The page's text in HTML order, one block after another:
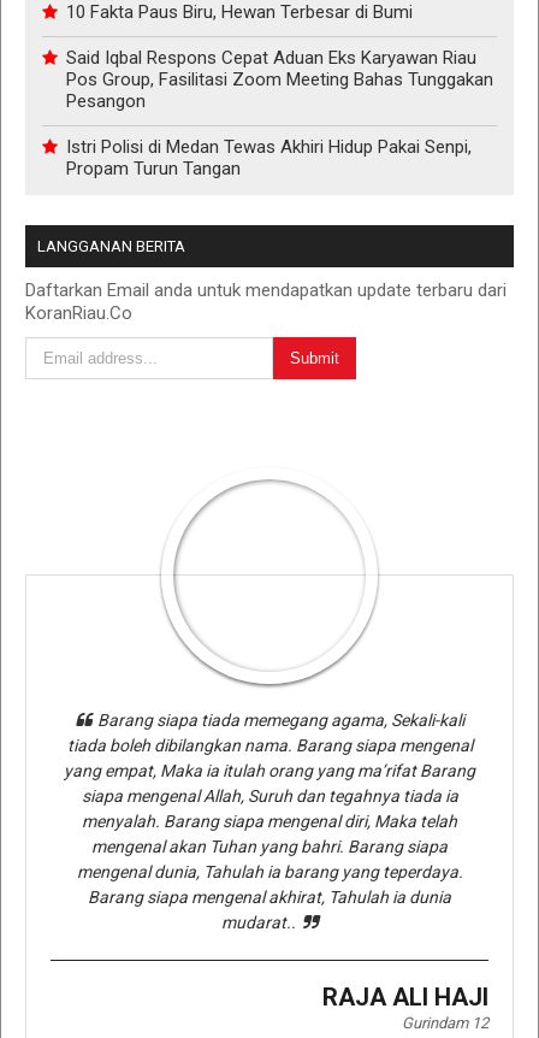
10 Fakta Paus Biru, Hewan Terbesar di Bumi
Said Iqbal Respons Cepat Aduan Eks Karyawan Riau
Pos Group, Fasilitasi Zoom Meeting Bahas Tunggakan
Pesangon
Istri Polisi di Medan Tewas Akhiri Hidup Pakai Senpi,
Propam Turun Tangan
LANGGANAN BERITA
Daftarkan Email anda untuk mendapatkan update terbaru dari
KoranRiau.Co
Barang siapa tiada memegang agama, Sekali-kali
tiada boleh dibilangkan nama. Barang siapa mengenal
yang empat, Maka ia itulah orang yang ma’rifat Barang
siapa mengenal Allah, Suruh dan tegahnya tiada ia
menyalah. Barang siapa mengenal diri, Maka telah
mengenal akan Tuhan yang bahri. Barang siapa
mengenal dunia, Tahulah ia barang yang teperdaya.
Barang siapa mengenal akhirat, Tahulah ia dunia
mudarat..
RAJA ALI HAJI
Gurindam 12